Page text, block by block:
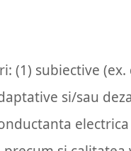
(1) subiective
si/sau